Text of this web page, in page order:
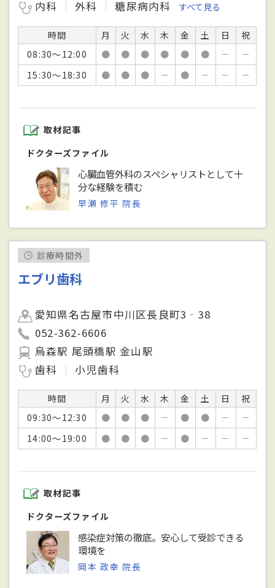
内科 外科 糖尿病内科 すべて見る
時間 月 火 水 木 金 土 日
祝
08:30～12:00
● ● ● ● ● ● －
－
15:30～18:30
● ● ● － ● － － －
取材記事
ドクターズファイル
心臓血管外科のスペシャリストとして十
分な経験を積む
早瀬 修平 院長
診療時間外
エブリ歯科
愛知県名古屋市中川区長良町3‐38
052-362-6606
烏森駅 尾頭橋駅 金山駅
歯科
小児歯科
時間 月 火 水 木 金 土 日
祝
09:30～12:30
● ● ● － ● ● －
－
14:00～19:00
● ● ● － ● － － －
取材記事
ドクターズファイル
感染症対策の徹底。安心して受診できる
環境を
岡本 政幸 院長